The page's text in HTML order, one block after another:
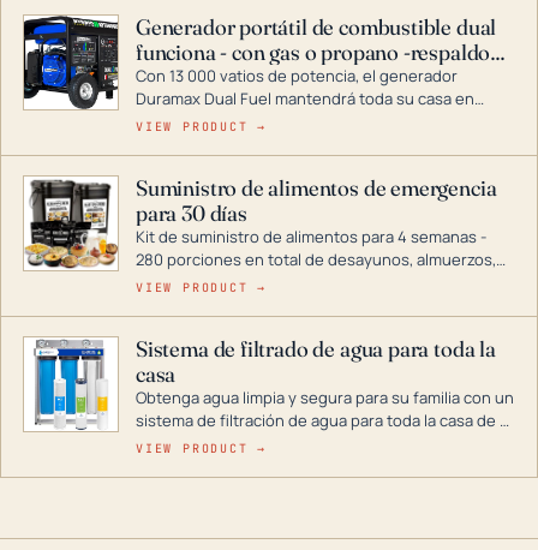
Generador portátil de combustible dual
funciona - con gas o propano -respaldo
para el hogar
Con 13 000 vatios de potencia, el generador
Duramax Dual Fuel mantendrá toda su casa en
funcionamiento durante una tormenta o un corte
combustible dual, con una gama completa que
abarca desde inversores digitales hasta
generadores que pueden alimentar toda su casa.
VIEW PRODUCT →
Suministro de alimentos de emergencia
para 30 días
Kit de suministro de alimentos para 4 semanas -
280 porciones en total de desayunos, almuerzos,
cenas y postres. Se puede almacenar durante
VIEW PRODUCT →
Sistema de filtrado de agua para toda la
casa
Obtenga agua limpia y segura para su familia con un
sistema de filtración de agua para toda la casa de 3
etapas. La tecnología avanzada de este filtro
en situaciones de emergencia.
VIEW PRODUCT →